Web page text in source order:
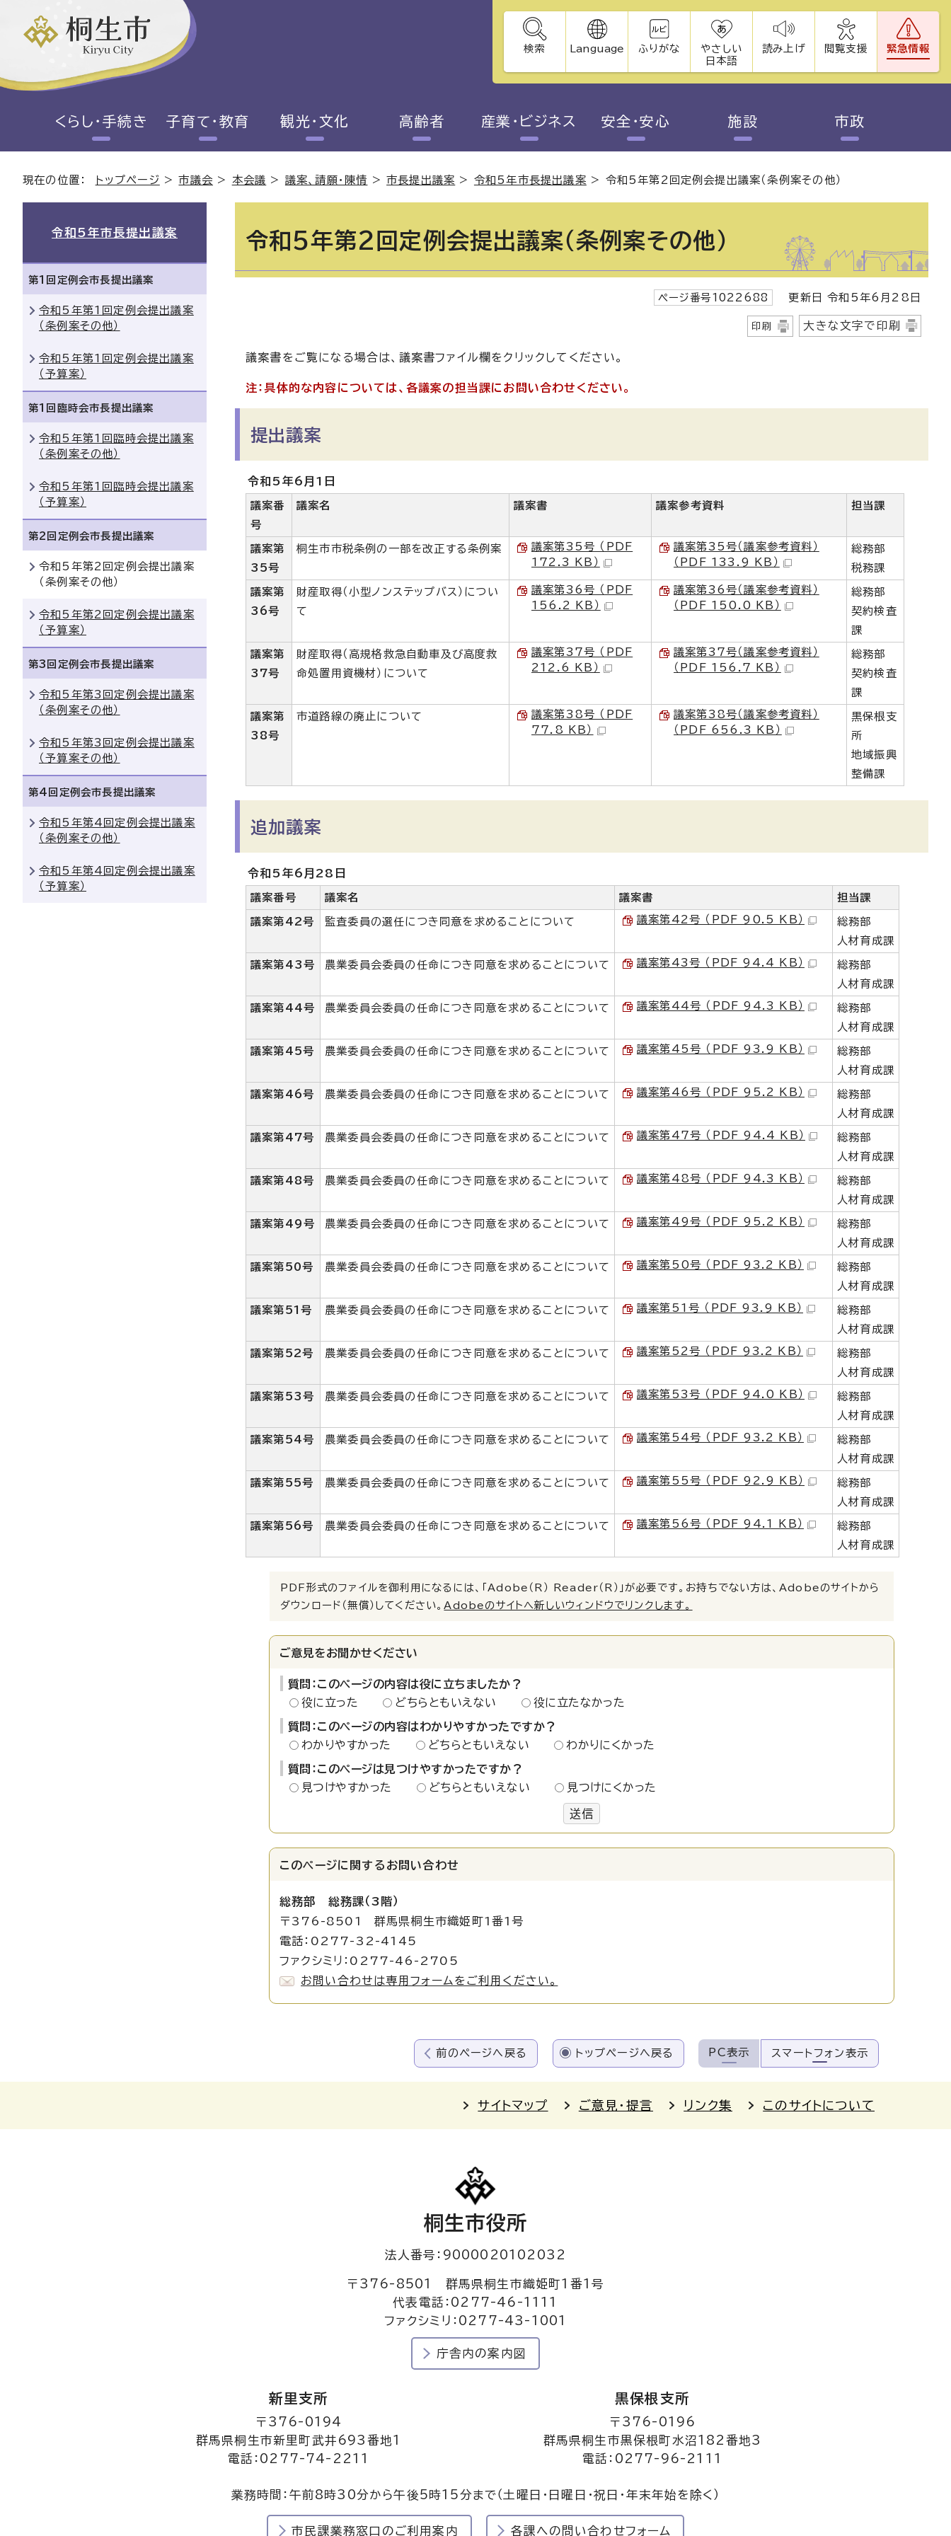
検索 Language ふりがな
やさしい
日本語
読み上げ 閲覧支援 緊急情報
くらし・手続き 子育て・教育 観光・文化 高齢者 産業・ビジネス 安全・安心 施設 市政
現在の位置： トップページ >市議会 > 本会議 > 議案、請願・陳情 >市長提出議案 > 令和5年市長提出議案 > 令和5年第2回定例会提出議案（条例案その他）
令和5年第2回定例会提出議案（条例案その他）
ページ番号1022688 更新日 令和5年6月28日
印刷 大きな文字で印刷
議案書をご覧になる場合は、議案書ファイル欄をクリックしてください。
注：具体的な内容については、各議案の担当課にお問い合わせください。
提出議案
令和5年6月1日
議案番
号
議案名 議案書 議案参考資料 担当課
議案第
35号
桐生市市税条例の一部を改正する条例案
議案第35号 （PDF
172.3 KB）
議案第35号（議案参考資料）
（PDF 133.9 KB）
総務部
税務課
議案第
36号
財産取得（小型ノンステップバス）につい
て
議案第36号 （PDF
156.2 KB）
議案第36号（議案参考資料）
（PDF 150.0 KB）
総務部
契約検査
課
議案第
37号
財産取得（高規格救急自動車及び高度救
命処置用資機材）について
議案第37号 （PDF
212.6 KB）
議案第37号（議案参考資料）
（PDF 156.7 KB）
総務部
契約検査
課
議案第
38号
市道路線の廃止について
議案第38号 （PDF
77.8 KB）
議案第38号（議案参考資料）
（PDF 656.3 KB）
黒保根支
所
地域振興
整備課
追加議案
令和5年6月28日
議案番号 議案名 議案書 担当課
議案第42号 監査委員の選任につき同意を求めることについて 議案第42号 （PDF 90.5 KB）
総務部
人材育成課
議案第43号 農業委員会委員の任命につき同意を求めることについて 議案第43号 （PDF 94.4 KB）
総務部
人材育成課
議案第44号 農業委員会委員の任命につき同意を求めることについて 議案第44号 （PDF 94.3 KB）
総務部
人材育成課
議案第45号 農業委員会委員の任命につき同意を求めることについて 議案第45号 （PDF 93.9 KB）
総務部
人材育成課
議案第46号 農業委員会委員の任命につき同意を求めることについて 議案第46号 （PDF 95.2 KB）
総務部
人材育成課
議案第47号 農業委員会委員の任命につき同意を求めることについて 議案第47号 （PDF 94.4 KB）
総務部
人材育成課
議案第48号 農業委員会委員の任命につき同意を求めることについて 議案第48号 （PDF 94.3 KB）
総務部
人材育成課
議案第49号 農業委員会委員の任命につき同意を求めることについて 議案第49号 （PDF 95.2 KB）
総務部
人材育成課
議案第50号 農業委員会委員の任命につき同意を求めることについて 議案第50号 （PDF 93.2 KB）
総務部
人材育成課
議案第51号 農業委員会委員の任命につき同意を求めることについて 議案第51号 （PDF 93.9 KB）
総務部
人材育成課
議案第52号 農業委員会委員の任命につき同意を求めることについて 議案第52号 （PDF 93.2 KB）
総務部
人材育成課
議案第53号 農業委員会委員の任命につき同意を求めることについて 議案第53号 （PDF 94.0 KB）
総務部
人材育成課
議案第54号 農業委員会委員の任命につき同意を求めることについて 議案第54号 （PDF 93.2 KB）
総務部
人材育成課
議案第55号 農業委員会委員の任命につき同意を求めることについて 議案第55号 （PDF 92.9 KB）
総務部
人材育成課
議案第56号 農業委員会委員の任命につき同意を求めることについて 議案第56号 （PDF 94.1 KB）
総務部
人材育成課
PDF形式のファイルを御利用になるには、「Adobe（R） Reader（R）」が必要です。お持ちでない方は、Adobeのサイトから
ダウンロード（無償）してください。 Adobeのサイトへ新しいウィンドウでリンクします。
ご意見をお聞かせください
質問：このページの内容は役に立ちましたか？
役に立った
どちらともいえない 役に立たなかった
質問：このページの内容はわかりやすかったですか？
わかりやすかった
どちらともいえない わかりにくかった
質問：このページは見つけやすかったですか？
見つけやすかった
どちらともいえない 見つけにくかった
送信
このページに関する お問い合わせ
総務部 総務課（3階）
〒376-8501 群馬県桐生市織姫町1番1号
電話：0277-32-4145
ファクシミリ：0277-46-2705
お問い合わせは専用フォームをご利用ください。
令和5年市長提出議案
第1回定例会市長提出議案
令和5年第1回定例会提出議案
（条例案その他）
令和5年第1回定例会提出議案
（予算案）
第1回臨時会市長提出議案
令和5年第1回臨時会提出議案
（条例案その他）
令和5年第1回臨時会提出議案
（予算案）
第2回定例会市長提出議案
令和5年第2回定例会提出議案
（条例案その他）
令和5年第2回定例会提出議案
（予算案）
第3回定例会市長提出議案
令和5年第3回定例会提出議案
（条例案その他）
令和5年第3回定例会提出議案
（予算案その他）
第4回定例会市長提出議案
令和5年第4回定例会提出議案
（条例案その他）
令和5年第4回定例会提出議案
（予算案）
前のページへ戻る トップページへ戻る PC表示 スマートフォン表示
サイトマップ ご意見・提言 リンク集 このサイトについて
桐生市役所
法人番号：9000020102032
〒376-8501 群馬県桐生市織姫町1番1号
代表電話：0277-46-1111
ファクシミリ：0277-43-1001
庁舎内の案内図
新里支所
〒376-0194
群馬県桐生市新里町武井693番地1
電話：0277-74-2211
黒保根支所
〒376-0196
群馬県桐生市黒保根町水沼182番地3
電話：0277-96-2111
業務時間：午前8時30分から午後5時15分まで（土曜日・日曜日・祝日・年末年始を除く）
市民課業務窓口のご利用案内 各課への問い合わせフォーム